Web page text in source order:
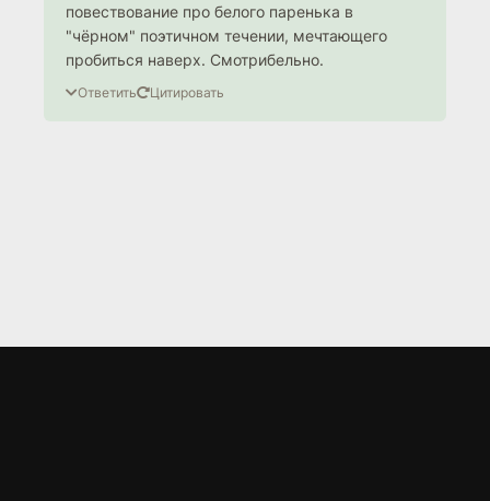
повествование про белого паренька в
"чёрном" поэтичном течении, мечтающего
пробиться наверх. Смотрибельно.
Ответить Цитировать